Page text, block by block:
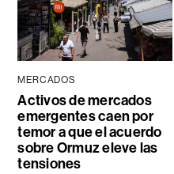
MERCADOS
Activos de mercados
emergentes caen por
temor a que el acuerdo
sobre Ormuz eleve las
tensiones